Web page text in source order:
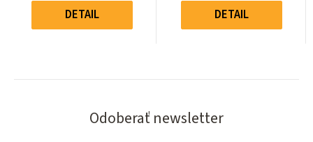
hviezdičiek.
cena:
DETAIL
hviezdičiek.
cena:
DETAIL
Odoberať newsletter